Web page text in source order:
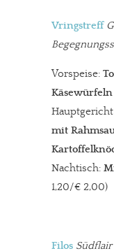
Vringstreff
Vorspeise:
mit
Nachtisch:
1,20/€ 2,00)
Filos